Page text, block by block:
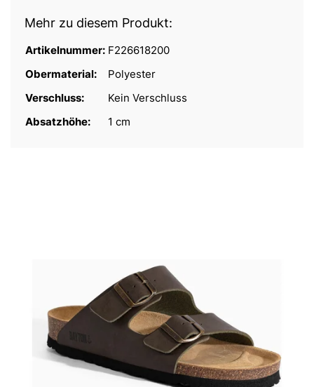
Mehr zu diesem Produkt:
Artikelnummer: F226618200
Obermaterial:
Polyester
Verschluss:
Kein Verschluss
Absatzhöhe:
1 cm